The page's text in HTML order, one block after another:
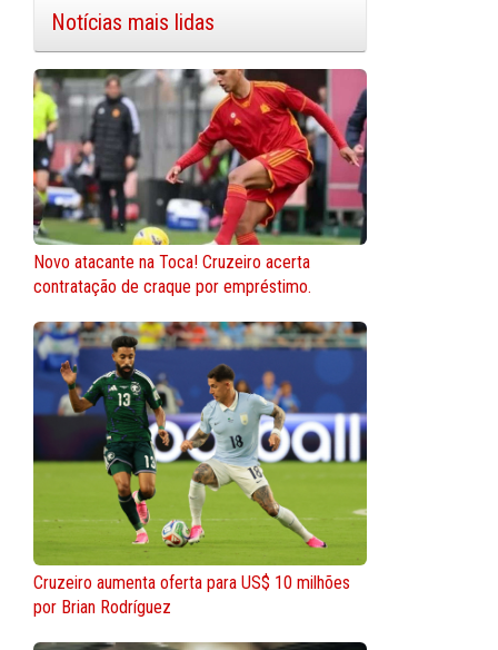
Notícias mais lidas
Novo atacante na Toca! Cruzeiro acerta
contratação de craque por empréstimo.
Cruzeiro aumenta oferta para US$ 10 milhões
por Brian Rodríguez